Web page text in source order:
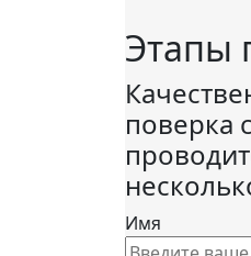
Этапы
поверка
Имя